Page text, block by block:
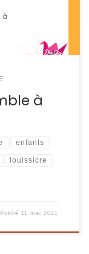
à
enfants
louissicre
Publié 11 mai 2021